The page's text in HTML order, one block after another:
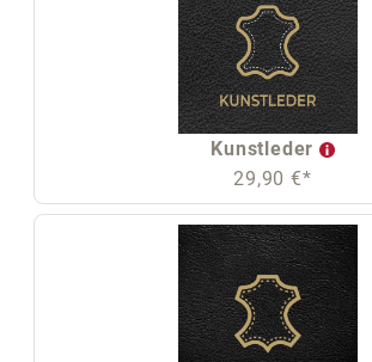
Kunstleder
29,90 €*